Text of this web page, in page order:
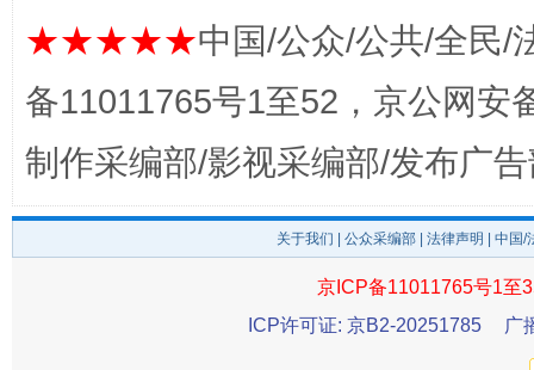
东山县通报“牛蛙产品抗生素超标问题” 法
★★★★★中国/公众/公共/全民/
备11011765号1至52，京公网安
制作采编部/影视采编部/发布广
关于我们 公众采编部 法律声明 | 中国
京ICP备11011765号1至
ICP许可证: 京B2-20251785
广